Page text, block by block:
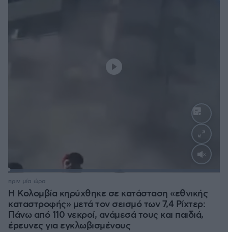
Loaded
Η Κολομβία κηρύχθηκε σε κατάσταση «εθνικής
καταστροφής» μετά τον σεισμό των 7,4 Ρίχτερ:
Πάνω από 110 νεκροί, ανάμεσά τους και παιδιά,
έρευνες για εγκλωβισμένους
πριν μία ώρα